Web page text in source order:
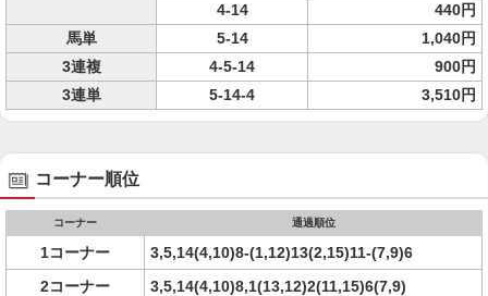
4-14
440円
馬単
5-14
1,040円
3連複
4-5-14
900円
3連単
5-14-4 3,510円
コーナー順位
コーナー 通過順位
1コーナー
3,5,14(4,10)8-(1,12)13(2,15)11-(7,9)6
2コーナー
3,5,14(4,10)8,1(13,12)2(11,15)6(7,9)